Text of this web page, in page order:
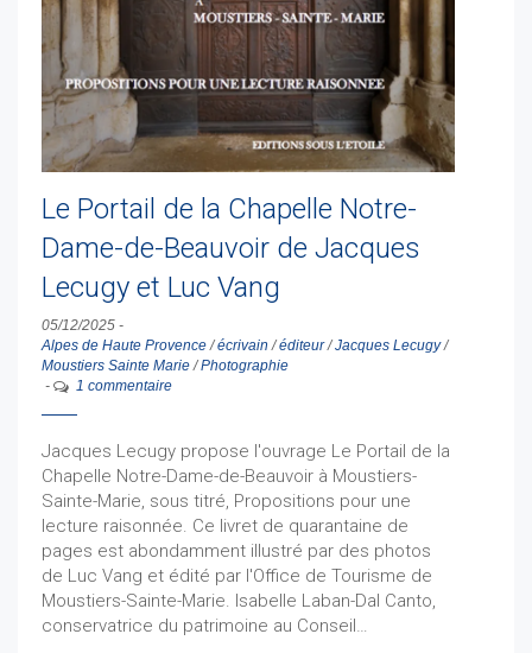
Le Portail de la Chapelle Notre-
Dame-de-Beauvoir de Jacques
Lecugy et Luc Vang
05/12/2025 -
Alpes de Haute Provence/écrivain /éditeur/Jacques Lecugy/
Moustiers Sainte Marie/Photographie
-
1 commentaire
Jacques Lecugy propose l'ouvrage Le Portail de la
Chapelle Notre-Dame-de-Beauvoir à Moustiers-
Sainte-Marie, sous titré, Propositions pour une
lecture raisonnée. Ce livret de quarantaine de
pages est abondamment illustré par des photos
de Luc Vang et édité par l'Office de Tourisme de
Moustiers-Sainte-Marie. Isabelle Laban-Dal Canto,
conservatrice du patrimoine au Conseil…